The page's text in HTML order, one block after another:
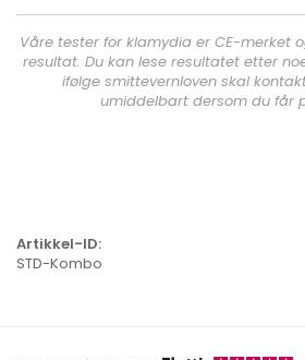
Våre tester for klamydia er CE-merket
resultat. Du kan lese resultatet etter
ifølge smittevernloven skal
umiddelbart dersom du får
Artikkel-ID:
STD-Kombo